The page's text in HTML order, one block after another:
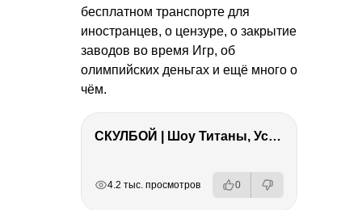
бесплатном транспорте для
иностранцев, о цензуре, о закрытие
заводов во время Игр, об
олимпийских деньгах и ещё много о
чём.
СКУЛБОЙ | Шоу Титаны, Усейн Болт, Ларрат, Зашквар!
4.2 тыс. просмотров 0